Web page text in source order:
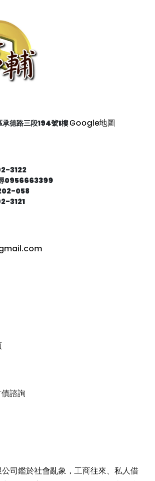
德路三段194號1樓Google地圖
3122
0956663399
058
3121
諮詢
司鑑於社會亂象，工商往來、私人借